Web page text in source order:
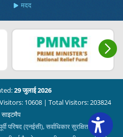
मदद
29 जुलाई 2026
10608 | Total Visitors: 203824
साइटमैप
परिषद (एनईसी), सर्वाधिकार सुरक्षित।